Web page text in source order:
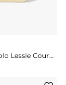
Bolsa Tiracolo Lessie Couro Dourada